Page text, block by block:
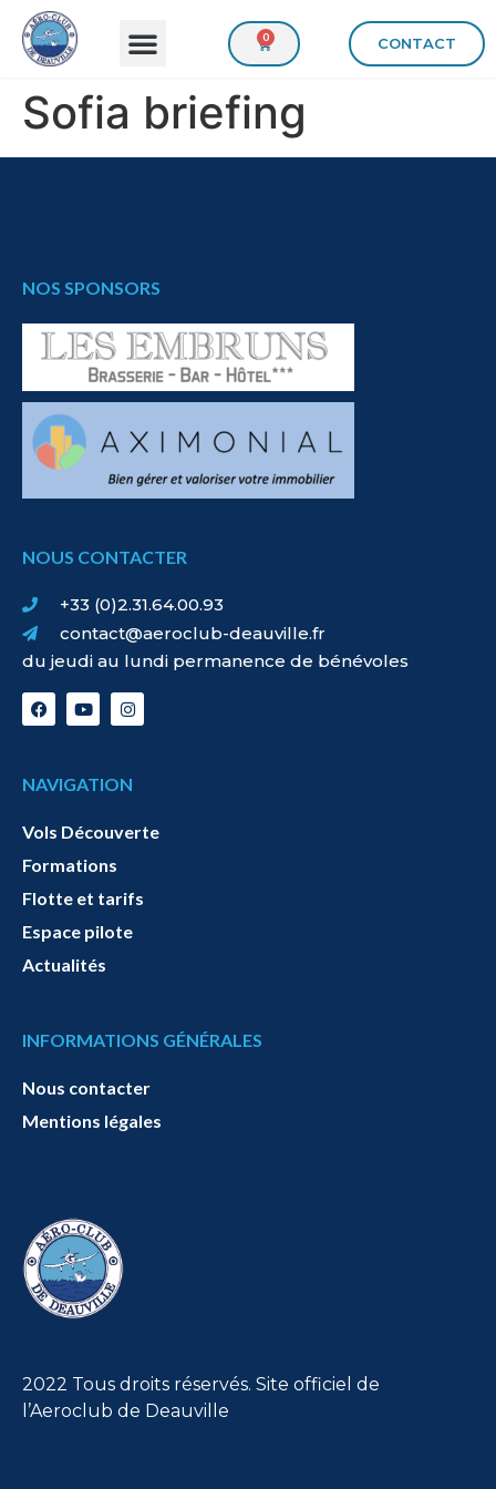
0 CONTACT
Sofia briefing
NOS SPONSORS
NOUS CONTACTER
+33 (0)2.31.64.00.93
contact@aeroclub-deauville.fr
du jeudi au lundi permanence de bénévoles
NAVIGATION
Vols Découverte
Formations
Flotte et tarifs
Espace pilote
Actualités
INFORMATIONS GÉNÉRALES
Nous contacter
Mentions légales
2022 Tous droits réservés. Site officiel de
l’Aeroclub de Deauville